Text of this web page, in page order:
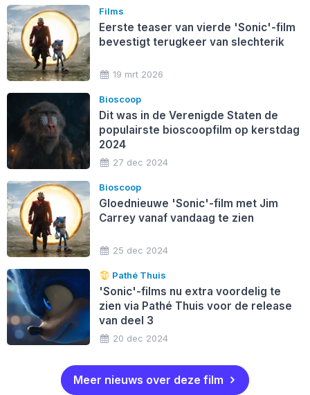
Films
Eerste teaser van vierde 'Sonic'-film
bevestigt terugkeer van slechterik
19 mrt 2026
Bioscoop
Dit was in de Verenigde Staten de
populairste bioscoopfilm op kerstdag
2024
27 dec 2024
Bioscoop
Gloednieuwe 'Sonic'-film met Jim
Carrey vanaf vandaag te zien
25 dec 2024
Pathé Thuis
'Sonic'-films nu extra voordelig te
zien via Pathé Thuis voor de release
van deel 3
20 dec 2024
Meer nieuws over deze film